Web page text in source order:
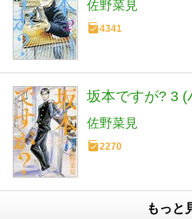
佐野菜見
4341
坂本ですが? 3 (
佐野菜見
2270
もっと